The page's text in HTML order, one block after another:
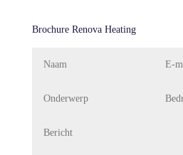
Brochure Renova Heating